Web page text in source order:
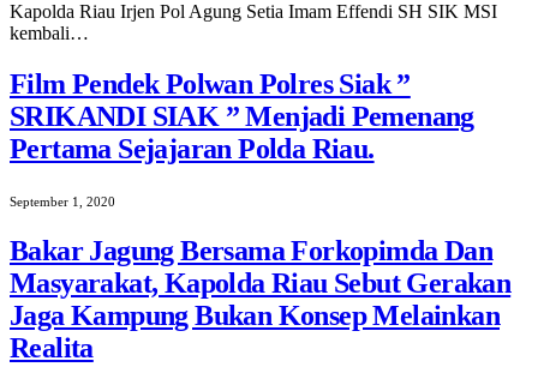
Kapolda Riau Irjen Pol Agung Setia Imam Effendi SH SIK MSI
kembali…
Film Pendek Polwan Polres Siak ”
SRIKANDI SIAK ” Menjadi Pemenang
Pertama Sejajaran Polda Riau.
September 1, 2020
Bakar Jagung Bersama Forkopimda Dan
Masyarakat, Kapolda Riau Sebut Gerakan
Jaga Kampung Bukan Konsep Melainkan
Realita